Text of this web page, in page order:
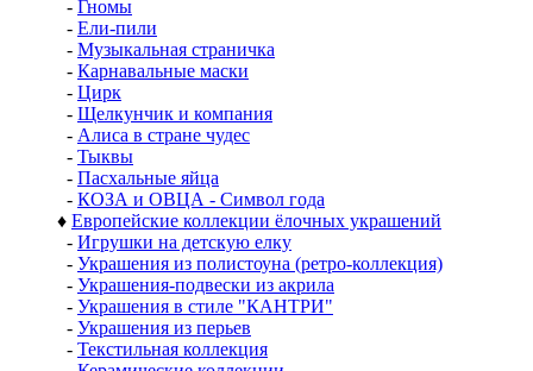
- Гномы
- Ели-пили
- Музыкальная страничка
- Карнавальные маски
- Цирк
- Щелкунчик и компания
- Алиса в стране чудес
- Тыквы
- Пасхальные яйца
- КОЗА и ОВЦА - Символ года
♦ Европейские коллекции ёлочных украшений
- Игрушки на детскую елку
- Украшения из полистоуна (ретро-коллекция)
- Украшения-подвески из акрила
- Украшения в стиле "КАНТРИ"
- Украшения из перьев
- Текстильная коллекция